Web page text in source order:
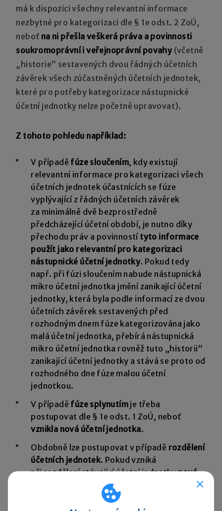
má k dispozici všechny relevantní informace
nezbytné pro kategorizaci dle § 1e odst. 2 ZoÚ,
neboť na ni přešla veškerá práva a povinnosti
soukromoprávní i veřejnoprávní povahy (včetně
„historie“ sestavených dvou řádných účetních
závěrek všech zúčastněných účetních jednotek,
které pro potřeby kategorizace nástupnické
účetní jednotky nelze početně upravovat).
Z tohoto pohledu například:
V případě fúze sloučením, kdy existují
relevantní informace pro kategorizaci všech
účetních jednotek účastnících se fúze
vyplývající z řádných účetních závěrek
za minimálně dvě bezprostředně
předcházející účetní období, je nutno díky
přechodu práv a povinností tyto informace
použít jako relevantní pro kategorizaci
nástupnické účetní jednotky. Pokud tedy
např. při fúzi sloučením nabude nástupnická
mikro účetní jednotka jmění zanikající účetní
jednotky, která byla podle informací ze dvou
účetních závěrek sestavených před
rozhodným dnem fúze kategorizována jako
malá účetní jednotka, přebírá nástupnická
mikro účetní jednotka rovněž tuto „historii“
zanikající účetní jednotky a stává se proto od
rozhodného dne fúze malou účetní
jednotkou.
V případě fúze splynutím je třeba
postupovat dle § 1e odst. 1 ZoÚ, neboť
vznikla nová účetní jednotka.
Obdobně lze postupovat v případě rozdělení
účetních jednotek. Pokud vzniká
při rozdělení stávající účetní jednotkynová
, je u vzniklé nástupnické
účetní jednotky aplikován postup dle § 1e